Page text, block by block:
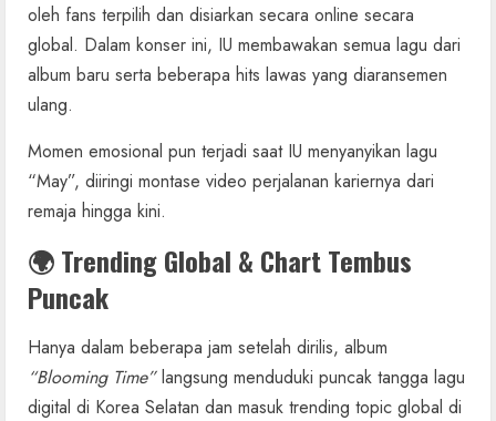
oleh fans terpilih dan disiarkan secara online secara
global. Dalam konser ini, IU membawakan semua lagu dari
album baru serta beberapa hits lawas yang diaransemen
ulang.
Momen emosional pun terjadi saat IU menyanyikan lagu
“May”, diiringi montase video perjalanan kariernya dari
remaja hingga kini.
🌍 Trending Global & Chart Tembus
Puncak
Hanya dalam beberapa jam setelah dirilis, album
“Blooming Time”langsung menduduki puncak tangga lagu
digital di Korea Selatan dan masuk trending topic global di